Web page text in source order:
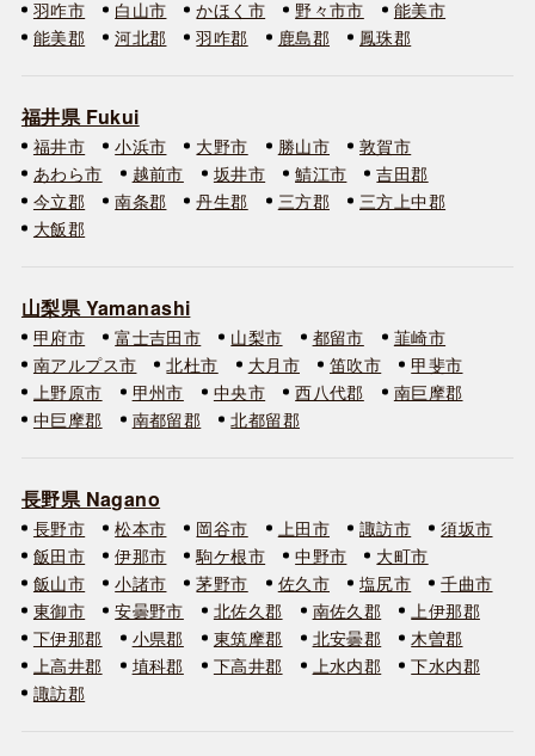
羽咋市 白山市 かほく市 野々市市
能美市
能美郡
河北郡 羽咋郡 鹿島郡 鳳珠郡
福井県 Fukui
福井市 小浜市 大野市 勝山市
敦賀市
あわら市
越前市 坂井市 鯖江市
吉田郡
今立郡
南条郡 丹生郡 三方郡
三方上中郡
大飯郡
山梨県 Yamanashi
甲府市 富士吉田市 山梨市 都留市
韮崎市
南アルプス市
北杜市 大月市 笛吹市
甲斐市
上野原市
甲州市 中央市 西八代郡
南巨摩郡
中巨摩郡
南都留郡 北都留郡
長野県 Nagano
長野市 松本市 岡谷市 上田市 諏訪市
須坂市
飯田市
伊那市 駒ケ根市 中野市
大町市
飯山市
小諸市 茅野市 佐久市 塩尻市
千曲市
東御市
安曇野市 北佐久郡 南佐久郡
上伊那郡
下伊那郡
小県郡 東筑摩郡 北安曇郡
木曽郡
上高井郡
埴科郡 下高井郡 上水内郡
下水内郡
諏訪郡